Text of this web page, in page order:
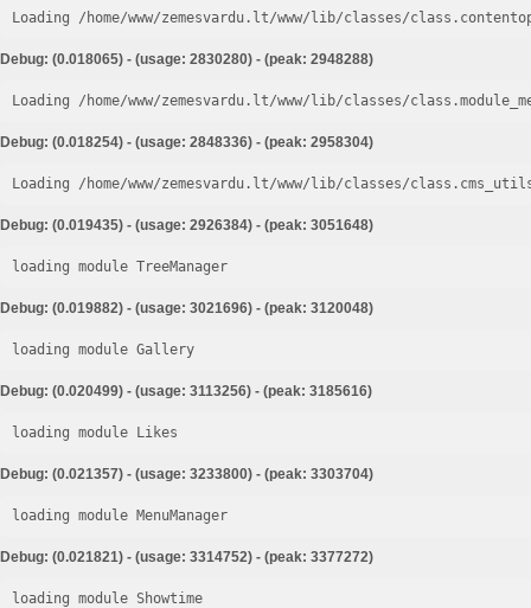
Loading /home/www/zemesvardu.lt/www/lib/classes/
Debug: (0.018065) - (usage: 2830280) - (peak: 2948288)
Loading /home/www/zemesvardu.lt/www/lib/classes/
Debug: (0.018254) - (usage: 2848336) - (peak: 2958304)
Loading /home/www/zemesvardu.lt/www/lib/classes/
Debug: (0.019435) - (usage: 2926384) - (peak: 3051648)
loading module TreeManager
Debug: (0.019882) - (usage: 3021696) - (peak: 3120048)
loading module Gallery
Debug: (0.020499) - (usage: 3113256) - (peak: 3185616)
loading module Likes
Debug: (0.021357) - (usage: 3233800) - (peak: 3303704)
loading module MenuManager
Debug: (0.021821) - (usage: 3314752) - (peak: 3377272)
loading module Showtime